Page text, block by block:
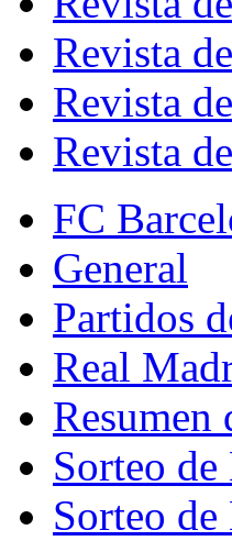
Revista
Revista
Revista
FC
General
Partidos
Real
Resumen
Sorteo de
Sorteo